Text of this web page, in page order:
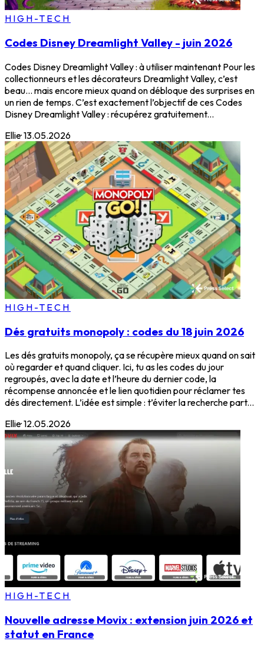
HIGH-TECH
Codes Disney Dreamlight Valley - juin 2026
Codes Disney Dreamlight Valley : à utiliser maintenant Pour les
collectionneurs et les décorateurs Dreamlight Valley, c’est
beau… mais encore mieux quand on débloque des surprises en
un rien de temps. C’est exactement l’objectif de ces Codes
Disney Dreamlight Valley : récupérez gratuitement...
Ellie·13.05.2026
HIGH-TECH
Dés gratuits monopoly : codes du 18 juin 2026
Les dés gratuits monopoly, ça se récupère mieux quand on sait
où regarder et quand cliquer. Ici, tu as les codes du jour
regroupés, avec la date et l’heure du dernier code, la
récompense annoncée et le lien quotidien pour réclamer tes
dés directement. L’idée est simple : t’éviter la recherche part...
Ellie·12.05.2026
HIGH-TECH
Nouvelle adresse Movix : extension juin 2026 et
statut en France